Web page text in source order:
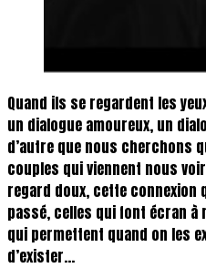
Quand ils se regardent les
un dialogue amoureux, un
d’autre que nous cherchons
couples qui viennent nous
regard doux, cette
passé, celles qui font écran à
qui permettent quand on les
d’exister…